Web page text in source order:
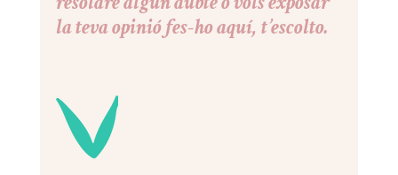
la teva opinió fes-ho aquí, t’escolto.